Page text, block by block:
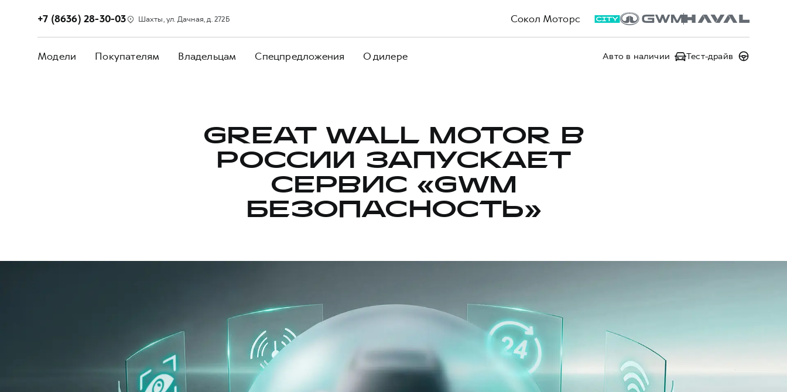
Сокол Моторс
+7 (8636) 28-30-03 Шахты, ул. Дачная, д. 272Б
Модели Покупателям Владельцам Спецпредложения О дилере Авто в наличии Тест-драйв
GREAT WALL MOTOR В
РОССИИ ЗАПУСКАЕТ
СЕРВИС «GWM
БЕЗОПАСНОСТЬ»